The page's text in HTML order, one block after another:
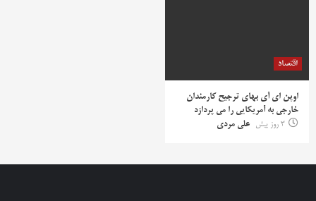
اقتصاد
اوپن ای آی بهای ترجیح کارمندان
خارجی به آمریکایی را می پردازد
3 روز پیش
علی مردی